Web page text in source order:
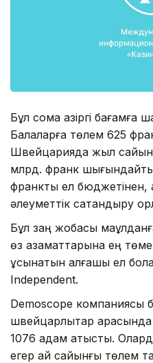
Бұл сома қазіргі бағамға
Балаларға төлем 625
Швейцарияда жыл
млрд. франк
франкты ел
әлеуметтік сақтандыру
Бұл заң жобасы
өз азаматтарына ең
ұсынатын алғашқы ел
Independent.
Demoscope компаниясы
швейцарлықтар арасында
1076 адам қатысты.
егер ай сайынғы төлем